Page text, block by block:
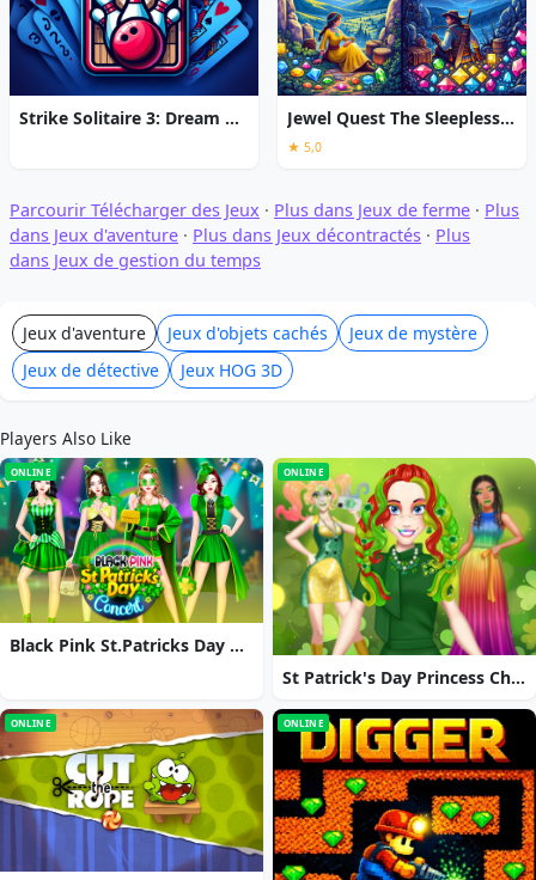
Strike Solitaire 3: Dream Resort Jewel Quest The Sleepless Star
★ 5,0
Parcourir Télécharger des Jeux · Plus dans Jeux de ferme · Plus
dans Jeux d'aventure · Plus dans Jeux décontractés · Plus
dans Jeux de gestion du temps
Jeux d'aventure Jeux d'objets cachés
Jeux de mystère
Jeux de détective
Jeux HOG 3D
Players Also Like
ONLINE
Black Pink St.Patricks Day Concert
ONLINE
St Patrick's Day Princess Challenge
ONLINE ONLINE